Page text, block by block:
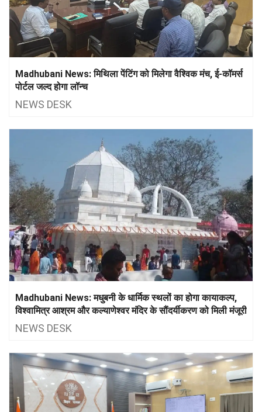
Madhubani News: मिथिला पेंटिंग को मिलेगा वैश्विक मंच, ई-कॉमर्स
पोर्टल जल्द होगा लॉन्च
NEWS DESK
Madhubani News: मधुबनी के धार्मिक स्थलों का होगा कायाकल्प,
विश्वामित्र आश्रम और कल्याणेश्वर मंदिर के सौंदर्यीकरण को मिली मंजूरी
NEWS DESK